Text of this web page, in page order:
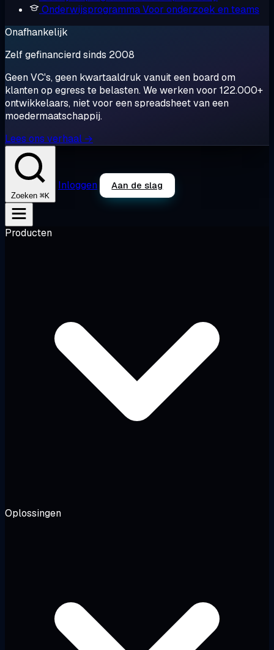
OnderwijsprogrammaVoor onderzoek en teams
Onafhankelijk
Zelf gefinancierd sinds 2008
Geen VC's, geen kwartaaldruk vanuit een board om
klanten op egress te belasten. We werken voor 122.000+
ontwikkelaars, niet voor een spreadsheet van een
moedermaatschappij.
Lees ons verhaal →
Zoeken ⌘K
Inloggen Aan de slag
Producten
Oplossingen